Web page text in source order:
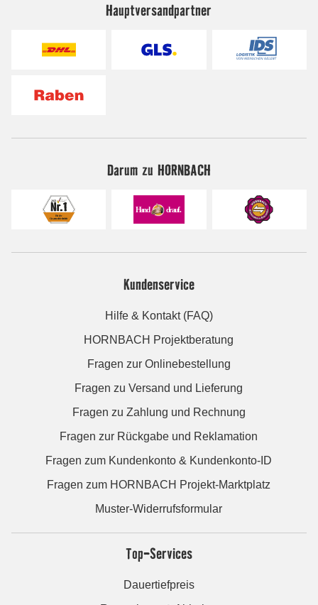
Hauptversandpartner
Darum zu HORNBACH
Kundenservice
Hilfe & Kontakt (FAQ)
HORNBACH Projektberatung
Fragen zur Onlinebestellung
Fragen zu Versand und Lieferung
Fragen zu Zahlung und Rechnung
Fragen zur Rückgabe und Reklamation
Fragen zum Kundenkonto & Kundenkonto-ID
Fragen zum HORNBACH Projekt-Marktplatz
Muster-Widerrufsformular
Top-Services
Dauertiefpreis